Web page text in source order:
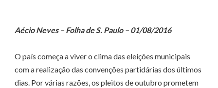
Aécio Neves – Folha de S. Paulo – 01/08/2016
O país começa a viver o clima das eleições municipais
com a realização das convenções partidárias dos últimos
dias. Por várias razões, os pleitos de outubro prometem